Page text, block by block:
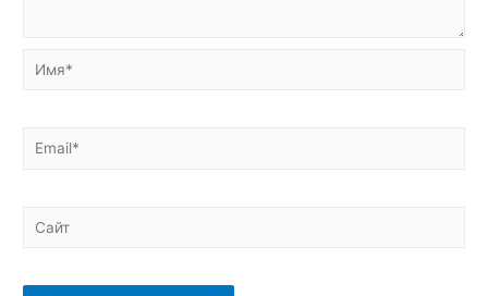
Имя*
Email*
Сайт